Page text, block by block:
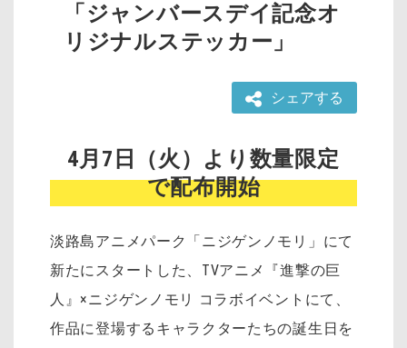
「ジャンバースデイ記念オ
リジナルステッカー」
シェアする
4月7日（火）より数量限定
で配布開始
淡路島アニメパーク「ニジゲンノモリ」にて
新たにスタートした、TVアニメ『進撃の巨
人』×ニジゲンノモリ コラボイベントにて、
作品に登場するキャラクターたちの誕生日を